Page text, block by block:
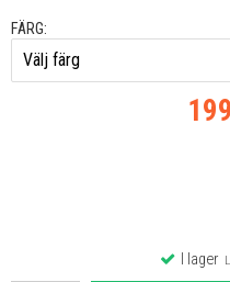
FÄRG:
I lager